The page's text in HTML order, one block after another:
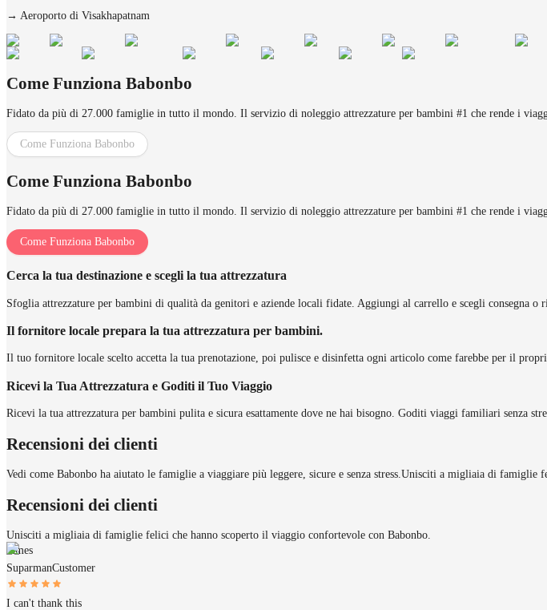
→ Aeroporto di Visakhapatnam
Come Funziona Babonbo
Fidato da più di 27.000 famiglie in tutto il mondo. Il servizio di noleggio attrezzature per bambini #1 che rende i
Come Funziona Babonbo
Come Funziona Babonbo
Fidato da più di 27.000 famiglie in tutto il mondo. Il servizio di noleggio attrezzature per bambini #1 che rende i
Come Funziona Babonbo
Cerca la tua destinazione e scegli la tua attrezzatura
Sfoglia attrezzature per bambini di qualità da genitori e aziende locali fidate. Aggiungi al carrello e scegli consegna o
Il fornitore locale prepara la tua attrezzatura per bambini.
Il tuo fornitore locale scelto accetta la tua prenotazione, poi pulisce e disinfetta ogni articolo come farebbe per il
Ricevi la Tua Attrezzatura e Goditi il Tuo Viaggio
Ricevi la tua attrezzatura per bambini pulita e sicura esattamente dove ne hai bisogno. Goditi viaggi familiari senza
Recensioni dei clienti
Vedi come Babonbo ha aiutato le famiglie a viaggiare più leggere, sicure e senza stress.Unisciti a migliaia di famiglie
Recensioni dei clienti
Unisciti a migliaia di famiglie felici che hanno scoperto il viaggio confortevole con Babonbo.
James
SuparmanCustomer
I can't thank this